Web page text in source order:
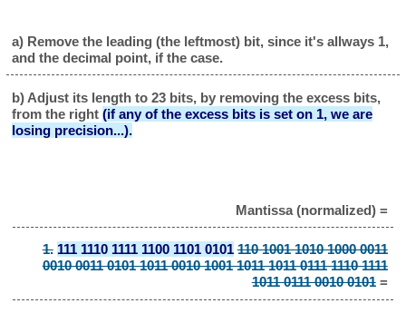
a) Remove the leading (the leftmost) bit, since it's allways 1,
and the decimal point, if the case.
b) Adjust its length to 23 bits, by removing the excess bits,
from the right(if any of the excess bits is set on 1, we are
losing precision...).
Mantissa (normalized) =
1. 111 1110 1111 1100 1101 0101 110 1001 1010 1000 0011
0010 0011 0101 1011 0010 1001 1011 1011 0111 1110 1111
1011 0111 0010 0101=